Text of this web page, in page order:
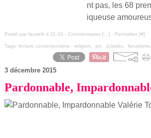
nt pas, les 68
iqueuse
Posté par laurielit à 11:10 - Commentaires [ ] - Permalien [#]
Tags: lecture contemporaine religion art Jclattès fanatisme
3 décembre 2015
Pardonnable,